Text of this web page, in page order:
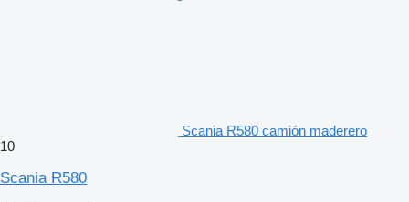
Scania R580 camión maderero
10
Scania R580